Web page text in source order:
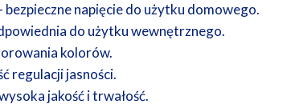
bezpieczne napięcie do użytku domowego.
do użytku wewnętrznego.
kolorów.
regulacji jasności.
jakość i trwałość.